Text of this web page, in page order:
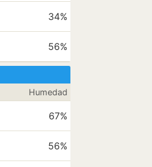
34%
56%
Humedad
67%
56%